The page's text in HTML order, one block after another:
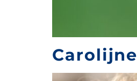
Carolijne